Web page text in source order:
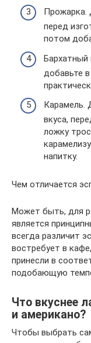
Прожарка.
перед
потом
Бархатный
добавьте
Карамель.
вкуса,
ложку
напитку.
Чем отличается
Может быть, для
является
всегда различит
востребует в
принесли в
подобающую
Что вкуснее
и американо?
Чтобы выбрать